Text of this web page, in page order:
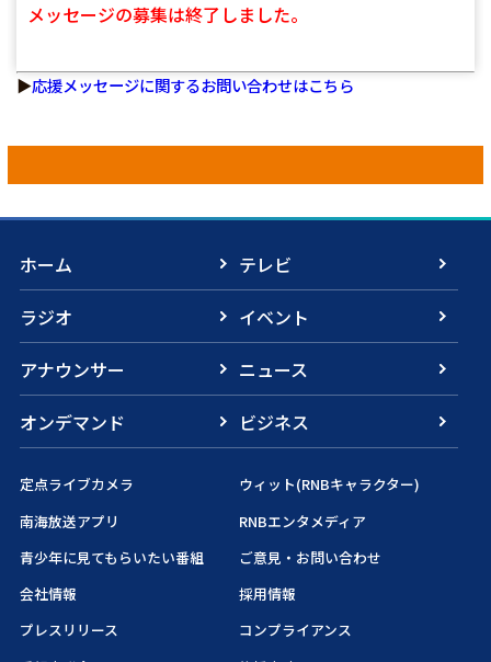
メッセージの募集は終了しました。
▶応援メッセージに関するお問い合わせはこちら
ホーム
テレビ
ラジオ
イベント
アナウンサー
ニュース
オンデマンド
ビジネス
定点ライブカメラ
ウィット(RNBキャラクター)
南海放送アプリ
RNBエンタメディア
青少年に見てもらいたい番組
ご意見・お問い合わせ
会社情報
採用情報
プレスリリース
コンプライアンス